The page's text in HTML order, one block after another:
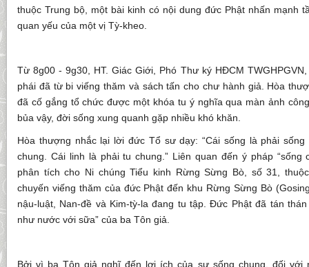
thuộc Trung bộ, một bài kinh có nội dung đức Phật nhấn mạnh
quan yếu của một vị Tỳ-kheo.
Từ 8g00 - 9g30, HT. Giác Giới, Phó Thư ký HĐCM
phái đã từ bi viếng thăm và sách tấn cho chư hành giả. Hòa
đã cố gắng tổ chức được một khóa tu ý nghĩa qua màn ảnh
bủa vậy, đời sống xung quanh gặp nhiều khó khăn.
Hòa thượng nhắc lại lời đức Tổ sư dạy: “Cái sống là phải
chung. Cái linh là phải tu chung.” Liên quan đến ý pháp “sống
phân tích cho Ni chúng Tiểu kinh Rừng Sừng Bò, số 31,
chuyến viếng thăm của đức Phật đến khu Rừng Sừng Bò
nậu-luật, Nan-đề và Kim-tỳ-la đang tu tập. Đức Phật đã tán
như nước với sữa” của ba Tôn giả.
Bởi vì ba Tôn giả nghĩ đến lợi ích của sự sống chung, đối với